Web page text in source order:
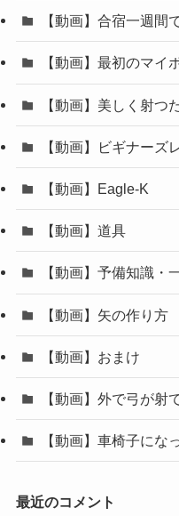
【動画】合宿一週間
【動画】最初のマイ
【動画】美しく射つ
【動画】ビギナーズ
【動画】Eagle-K
【動画】道具
【動画】予備知識・
【動画】矢の作り方
【動画】おまけ
【動画】外で弓が射
【動画】車椅子にな
最近のコメント